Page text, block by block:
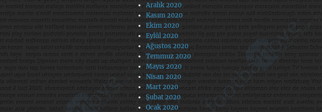
Aralık 2020
Kasım 2020
Ekim 2020
Eylül 2020
Ağustos 2020
Temmuz 2020
Mayıs 2020
Nisan 2020
Mart 2020
Şubat 2020
Ocak 2020